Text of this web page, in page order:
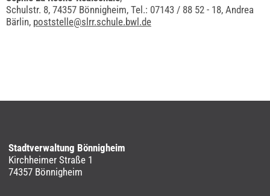
Schulstr. 8, 74357 Bönnigheim, Tel.: 07143 / 88 52 - 18, Andrea
Bärlin, poststelle@slrr.schule.bwl.de
Stadtverwaltung Bönnigheim
Kirchheimer Straße 1
74357 Bönnigheim